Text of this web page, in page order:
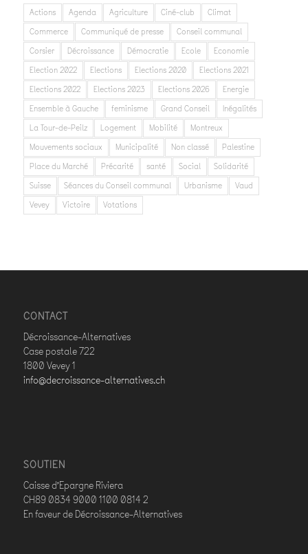
Actions Agenda Agriculture Ciné-club
Climat
Commerce
Communiqué de presse
Conseil communal
Corsier
Décroissance Démocratie Ecole
Economie
Election 2022
Elections Elections 2020
Elections 2021
Elections 2022
Elections 2023 Elections 2026
Energie
Ensemble à Gauche
feminisme Grand Conseil
Inégalités
La Tour-de-Peilz
Logement Mobilité
Montreux
Mouvements sociaux
Municipalité Non classé
Palestine
Place du Marché
Précarité santé Social
Solidarité
Suisse
Séances du Conseil communal Urbanisme
Vaud
Vevey
Victoire Votations
CONTACT
Décroissance-Alternatives
Case postale 722
1800 Vevey 1
info@decroissance-alternatives.ch
SOUTIEN
Caisse d’Epargne Riviera
CH89 0834 9000 1100 0814 2
En faveur de Décroissance-Alternatives